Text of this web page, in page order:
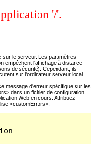
'/'.
sur le serveur. Les paramètres
empêchent l'affichage à distance
de sécurité). Cependant, ils
sur l'ordinateur serveur local.
message d'erreur spécifique sur les
dans un fichier de configuration
Web en cours. Attribuez
<customErrors>.